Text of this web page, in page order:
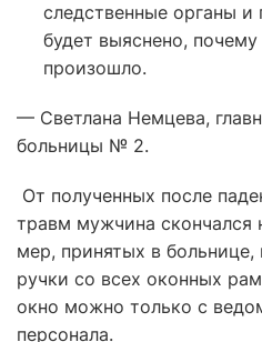
следственные органы и
будет выяснено,
произошло.
— Светлана Немцева,
больницы № 2.
От полученных после
травм мужчина скончался
мер, принятых в
ручки со всех оконных
окно можно только с
персонала.